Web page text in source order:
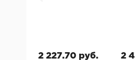
2 227.70 руб. 2